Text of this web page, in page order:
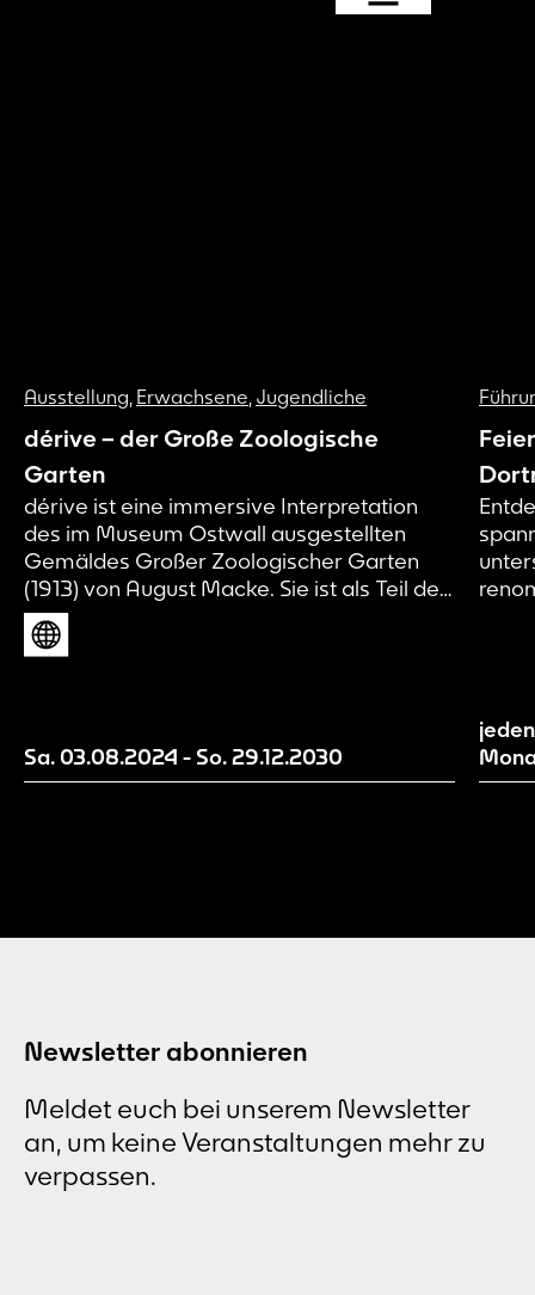
Ausstellung, Erwachsene, Jugendliche
dérive – der Große Zoologische
Garten
dérive ist eine immersive Interpretation
des im Museum Ostwall ausgestellten
Gemäldes Großer Zoologischer Garten
(1913) von August Macke. Sie ist als Teil des
künstlerischen Forschungsprojekts Page 21
und damit als Work in Progress zu
diese mit Hilfe von euch als
Besucher*innen weiter.
Sa. 03.08.2024 - So. 29.12.2030
Newsletter abonnieren
Meldet euch bei unserem Newsletter
an, um keine Veranstaltungen mehr zu
verpassen.